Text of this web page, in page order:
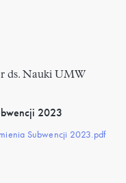
ds. Nauki UMW
2023
Subwencji 2023.pdf